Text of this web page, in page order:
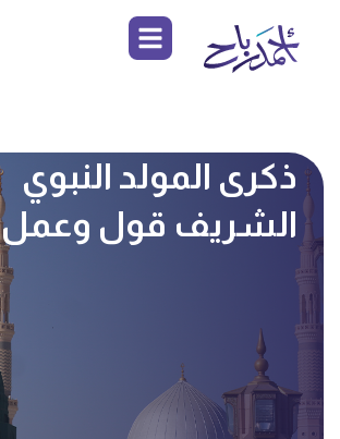
ذكرى المولد النبوي
الشريف قول وعمل